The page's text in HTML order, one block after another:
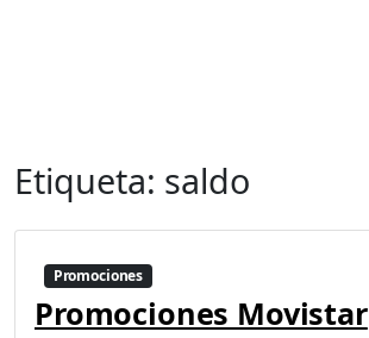
Etiqueta: saldo
Promociones
Promociones Movistar